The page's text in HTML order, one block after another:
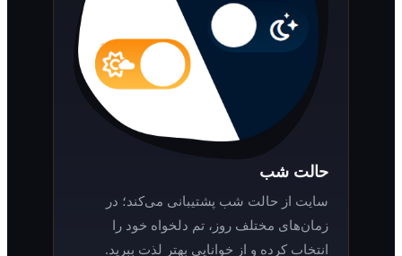
حالت شب
سایت از حالت شب پشتیبانی می‌کند؛ در
زمان‌های مختلف روز، تم دلخواه خود را
انتخاب کرده و از خوانایی بهتر لذت ببرید.